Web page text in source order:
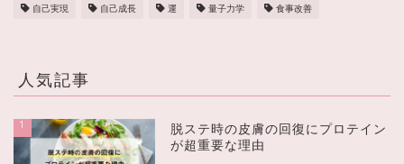
自己実現 自己成長 運 量子力学 食事改善
人気記事
1
脱ステ時の皮膚の回復にプロテイン
が超重要な理由